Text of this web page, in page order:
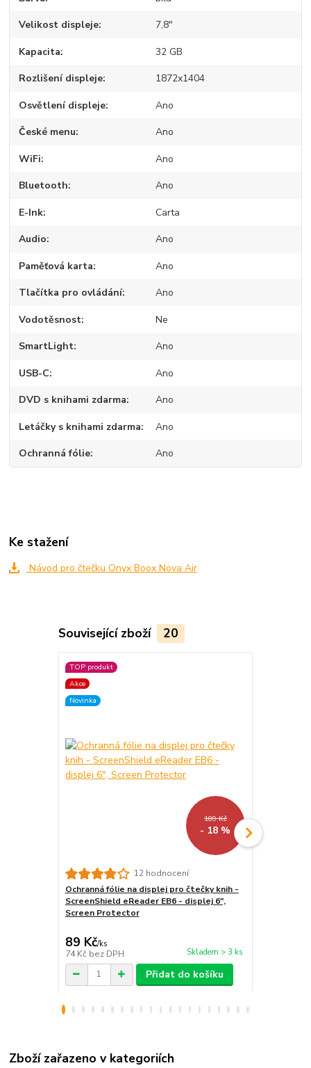
Velikost displeje 7,8"
Kapacita 32 GB
Rozlišení displeje 1872x1404
Osvětlení displeje Ano
České menu Ano
WiFi Ano
Bluetooth Ano
E-Ink Carta
Audio Ano
Paměťová karta Ano
Tlačítka pro ovládání Ano
Vodotěsnost Ne
SmartLight Ano
USB-C Ano
DVD s knihami zdarma Ano
Letáčky s knihami zdarma Ano
Ochranná fólie Ano
Ke stažení
Návod pro čtečku Onyx Boox Nova Air
Související zboží 20
TOP produkt
Akce
Novinka
109 Kč
- 18 %
12 hodnocení
Ochranná fólie na displej pro čtečky knih -
ScreenShield eReader EB6 - displej 6",
Screen Protector
89 Kč/ks
74 Kč bez DPH Skladem > 3 ks
Přidat do košíku
Zboží zařazeno v kategoriích